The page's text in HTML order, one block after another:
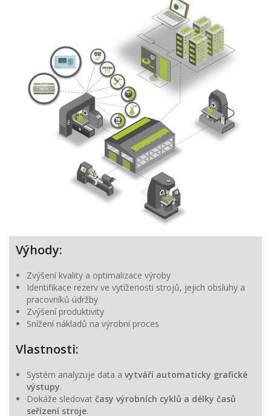
Výhody:
Zvýšení kvality a optimalizace výroby
Identifikace rezerv ve vytíženosti strojů, jejich obsluhy a
pracovníků údržby
Zvýšení produktivity
Snížení nákladů na výrobní proces
Vlastnosti:
Systém analyzuje data a vytváří automaticky grafické
výstupy.
Dokáže sledovat časy výrobních cyklů a délky časů
seřízení stroje.